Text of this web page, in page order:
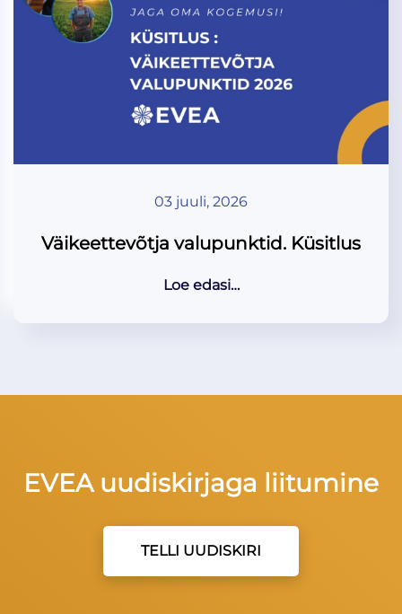
03 juuli, 2026
Väikeettevõtja valupunktid. Küsitlus
Loe edasi…
EVEA uudiskirjaga liitumine
TELLI UUDISKIRI